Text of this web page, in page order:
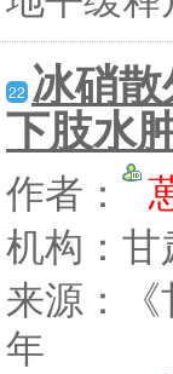
22 冰硝
下肢水
作者：
机构：
来源：
年